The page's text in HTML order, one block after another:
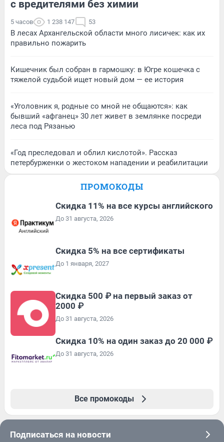
с вредителями без химии
5 часов 1 238 147 53
В лесах Архангельской области много лисичек: как их
правильно пожарить
Кишечник был собран в гармошку: в Югре кошечка с
тяжелой судьбой ищет новый дом — ее история
«Уголовник я, родные со мной не общаются»: как
бывший «афганец» 30 лет живет в землянке посреди
леса под Рязанью
«Год преследовал и облил кислотой». Рассказ
петербурженки о жестоком нападении и реабилитации
ПРОМОКОДЫ
Скидка 11% на все курсы английского
До 31 августа, 2026
Скидка 5% на все сертификаты
До 1 января, 2027
Скидка 500 ₽ на первый заказ от
2000 ₽
До 31 августа, 2026
Скидка 10% на один заказ до 20 000 ₽
До 31 августа, 2026
Все промокоды
Подписаться на новости